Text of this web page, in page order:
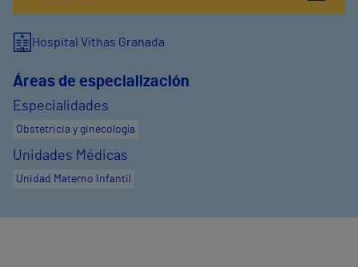
Hospital Vithas Granada
Áreas de especialización
Especialidades
Obstetricia y ginecología
Unidades Médicas
Unidad Materno Infantil